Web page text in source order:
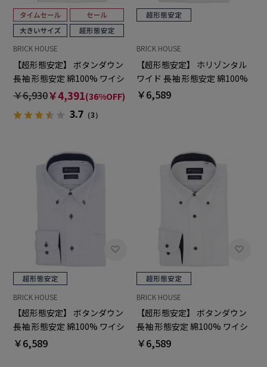
BRICK HOUSE
【超形態安定】 ボタンダウン
長袖 形態安定 綿100% ワイシ
ャツ 大きいサイズ
￥6,930￥4,391(36%OFF)
3.7（3）
BRICK HOUSE
【超形態安定】 ホリゾンタル
ワイド 長袖 形態安定 綿100%
ワイシャツ
￥6,589
BRICK HOUSE
【超形態安定】 ボタンダウン
長袖 形態安定 綿100% ワイシ
ャツ
￥6,589
BRICK HOUSE
【超形態安定】 ボタンダウン
長袖 形態安定 綿100% ワイシ
ャツ
￥6,589